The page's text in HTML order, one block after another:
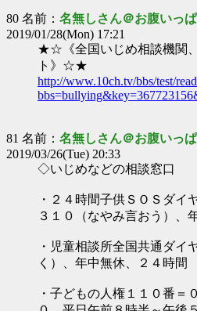
80 名前： 名無しさん＠お腹いっぱ
2019/01/28(Mon) 17:21
★☆《全国いじめ相談機関
ト》☆★
http://www.10ch.tv/bbs/test/
81 名前： 名無しさん＠お腹いっぱ
2019/03/26(Tue) 20:33
◇いじめなどの相談窓口
・２４時間子供ＳＯＳダイ
３１０（なやみ言おう）、
・児童相談所全国共通ダイ
く）、年中無休、２４時間
・子どもの人権１１０番＝